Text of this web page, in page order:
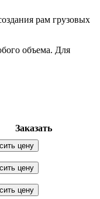
рам грузовых
объема. Для
Заказать
цену
цену
цену